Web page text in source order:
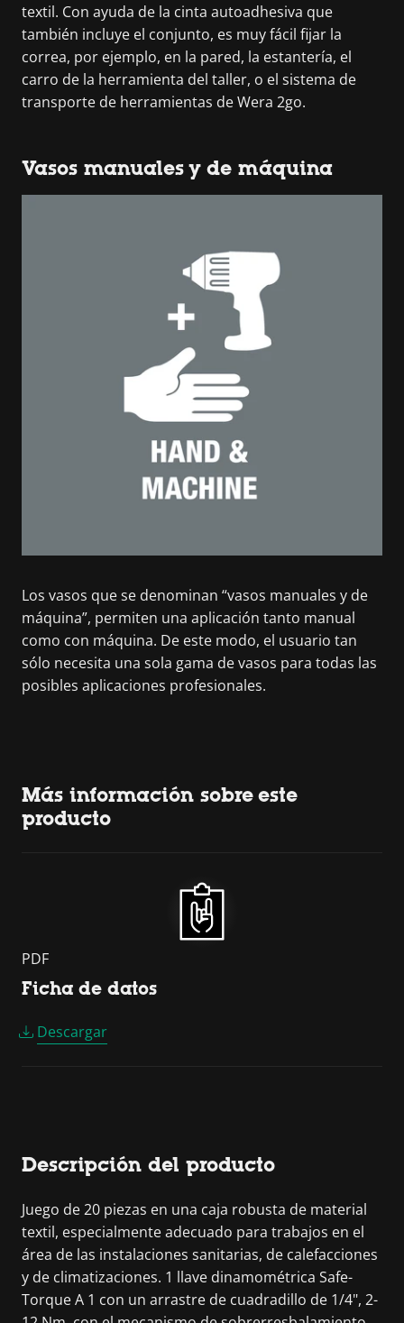
textil. Con ayuda de la cinta autoadhesiva que
también incluye el conjunto, es muy fácil fijar la
correa, por ejemplo, en la pared, la estantería, el
carro de la herramienta del taller, o el sistema de
transporte de herramientas de Wera 2go.
Vasos manuales y de máquina
Los vasos que se denominan “vasos manuales y de
máquina”, permiten una aplicación tanto manual
como con máquina. De este modo, el usuario tan
sólo necesita una sola gama de vasos para todas las
posibles aplicaciones profesionales.
Más información sobre este
producto
PDF
Ficha de datos
Descargar
Descripción del producto
Juego de 20 piezas en una caja robusta de material
textil, especialmente adecuado para trabajos en el
área de las instalaciones sanitarias, de calefacciones
y de climatizaciones. 1 llave dinamométrica Safe-
Torque A 1 con un arrastre de cuadradillo de 1/4", 2-